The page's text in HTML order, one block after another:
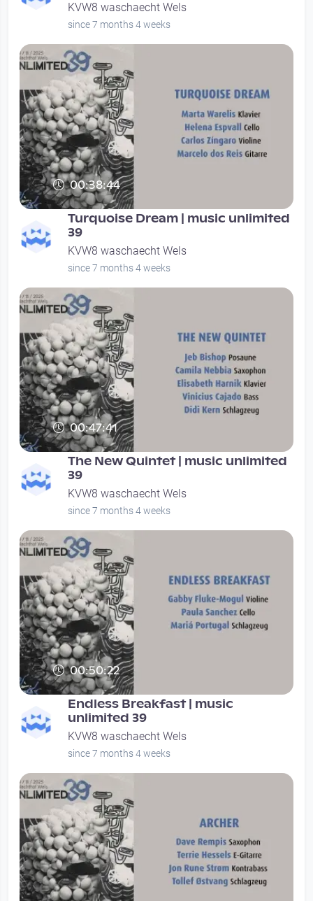
KVW8 waschaecht Wels
since 7 months 4 weeks
00:38:44
Turquoise Dream | music unlimited
39
KVW8 waschaecht Wels
since 7 months 4 weeks
00:47:41
The New Quintet | music unlimited
39
KVW8 waschaecht Wels
since 7 months 4 weeks
00:50:22
Endless Breakfast | music
unlimited 39
KVW8 waschaecht Wels
since 7 months 4 weeks